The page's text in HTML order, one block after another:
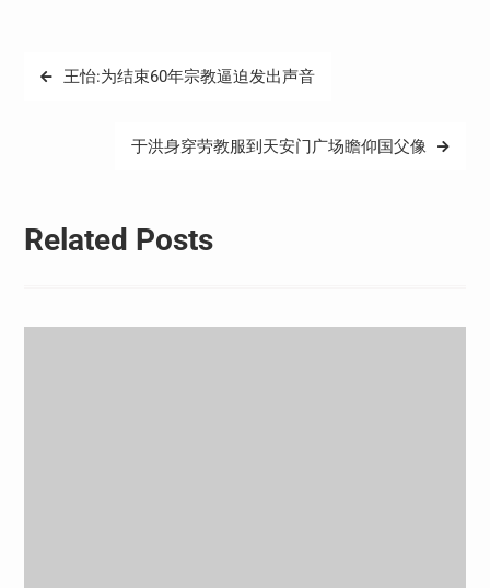
文
王怡:为结束60年宗教逼迫发出声音
于洪身穿劳教服到天安门广场瞻仰国父像
Related Posts